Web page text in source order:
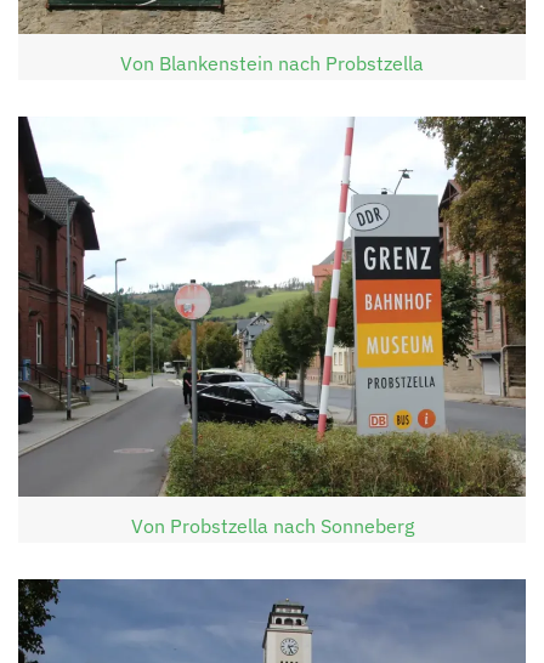
Von Blankenstein nach Probstzella
Von Probstzella nach Sonneberg